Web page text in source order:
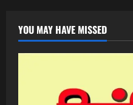
YOU MAY HAVE MISSED